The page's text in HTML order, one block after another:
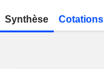
Synthèse Cotations